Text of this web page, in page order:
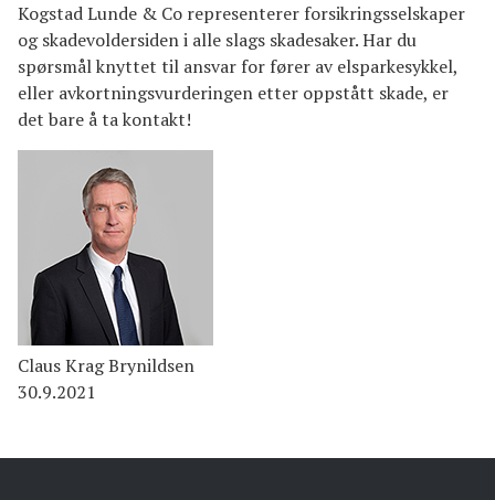
Kogstad Lunde & Co representerer forsikringsselskaper
og skadevoldersiden i alle slags skadesaker. Har du
spørsmål knyttet til ansvar for fører av elsparkesykkel,
eller avkortningsvurderingen etter oppstått skade, er
det bare å ta kontakt!
Claus Krag Brynildsen
30.9.2021